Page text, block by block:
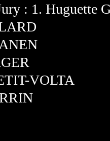
: 1. Huguette
VOLTA